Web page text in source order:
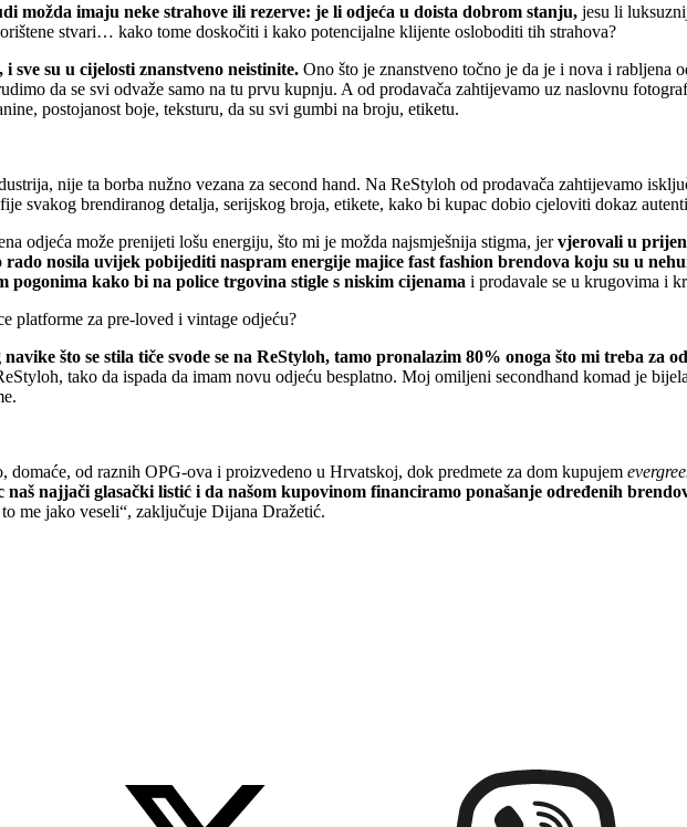
možda imaju neke strahove ili rezerve: je li odjeća u doista dobrom stanju, jesu li
stvari… kako tome doskočiti i kako potencijalne klijente osloboditi tih strahova?
sve su u cijelosti znanstveno neistinite. Ono što je znanstveno točno je da je i nova i rabljena
da se svi odvaže samo na tu prvu kupnju. A od prodavača zahtijevamo uz naslovnu
postojanost boje, teksturu, da su svi gumbi na broju, etiketu.
nije ta borba nužno vezana za second hand. Na ReStyloh od prodavača zahtijevamo
svakog brendiranog detalja, serijskog broja, etikete, kako bi kupac dobio cjeloviti dokaz
odjeća može prenijeti lošu energiju, što mi je možda najsmješnija stigma, jervjerovali u
nosila uvijek pobijediti naspram energije majice fast fashion brendova koju su u
kako bi na police trgovina stigle s niskim cijenama i prodavale se u krugovima i
platforme za pre-loved i vintage odjeću?
što se stila tiče svode se na ReStyloh, tamo pronalazim 80% onoga što mi treba za
tako da ispada da imam novu odjeću besplatno. Moj omiljeni secondhand komad je
domaće, od raznih OPG-ova i proizvedeno u Hrvatskoj, dok predmete za dom kupujem
naš najjači glasački listić i da našom kupovinom financiramo ponašanje određenih
me jako veseli“, zaključuje Dijana Dražetić.